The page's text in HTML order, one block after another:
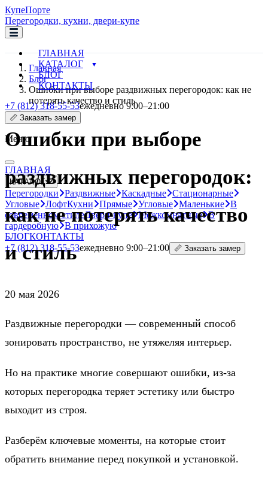
КупеПорте
Перегородки, кухни, двери-купе
ГЛАВНАЯ
КАТАЛОГ
БЛОГ
КОНТАКТЫ
+7 (812) 318-55-53ежедневно 9:00–21:00
📏 Заказать замер
Меню
ГЛАВНАЯ
КАТАЛОГ
Перегородки Раздвижные Каскадные Стационарные
Угловые ЛофтКухни Прямые Угловые Маленькие В
современном стилеДвери-купе Межкомнатные В
гардеробную В прихожую
БЛОГКОНТАКТЫ
+7 (812) 318-55-53ежедневно 9:00–21:00 📏 Заказать замер
Главная
Блог
Ошибки при выборе раздвижных перегородок: как не
потерять качество и стиль
Ошибки при выборе
раздвижных перегородок:
как не потерять качество
и стиль
20 мая 2026
Раздвижные перегородки — современный способ
зонировать пространство, не утяжеляя интерьер.
Но на практике многие совершают ошибки, из-за
которых перегородка теряет эстетику или быстро
выходит из строя.
Разберём ключевые моменты, на которые стоит
обратить внимание перед покупкой и установкой.